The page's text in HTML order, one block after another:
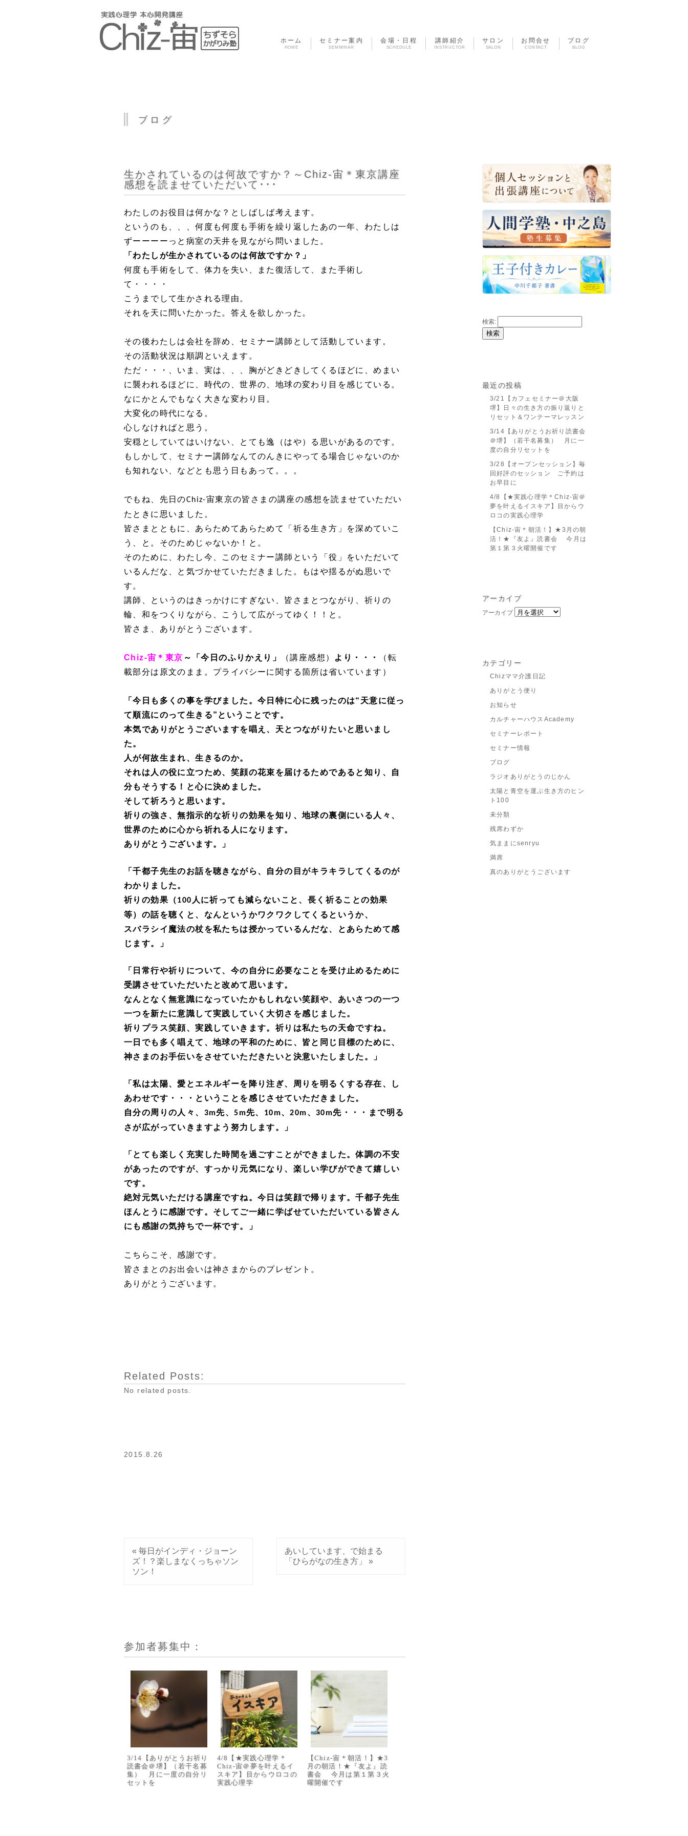
ホーム
HOME
セミナー案内
SEMMINAR
会場・日程
SCHEDULE
講師紹介
INSTRUCTOR
サロン
SALON
お問合せ
CONTACT
ブログ
BLOG
ブログ
生かされているのは何故ですか？～Chiz-宙＊東京講座
感想を読ませていただいて･･･
わたしのお役目は何かな？としばしば考えます。
というのも、、、何度も何度も手術を繰り返したあの一年、わたしは
ずーーーーっと病室の天井を見ながら問いました。
「わたしが生かされているのは何故ですか？」
何度も手術をして、体力を失い、また復活して、また手術し
て・・・・
こうまでして生かされる理由。
それを天に問いたかった。答えを欲しかった。
その後わたしは会社を辞め、セミナー講師として活動しています。
その活動状況は順調といえます。
ただ・・・、いま、実は、、、胸がどきどきしてくるほどに、めまい
に襲われるほどに、時代の、世界の、地球の変わり目を感じている。
なにかとんでもなく大きな変わり目。
大変化の時代になる。
心しなければと思う。
安穏としていてはいけない、とても逸（はや）る思いがあるのです。
もしかして、セミナー講師なんてのんきにやってる場合じゃないのか
も知れない、などとも思う日もあって。。。
でもね、先日のChiz-宙東京の皆さまの講座の感想を読ませていただい
たときに思いました。
皆さまとともに、あらためてあらためて「祈る生き方」を深めていこ
う、と。そのためじゃないか！と。
そのために、わたし今、このセミナー講師という「役」をいただいて
いるんだな、と気づかせていただきました。もはや揺るがぬ思いで
す。
講師、というのはきっかけにすぎない、皆さまとつながり、祈りの
輪、和をつくりながら、こうして広がってゆく！！と。
皆さま、ありがとうございます。
Chiz-宙＊東京 ～「今日のふりかえり」 （講座感想） より・・・
（転
載部分は原文のまま。プライバシーに関する箇所は省いています）
「今日も多くの事を学びました。今日特に心に残ったのは“天意に従っ
て順流にのって生きる”ということです。
本気でありがとうございますを唱え、天とつながりたいと思いまし
た。
人が何故生まれ、生きるのか。
それは人の役に立つため、笑顔の花束を届けるためであると知り、自
分もそうする！と心に決めました。
そして祈ろうと思います。
祈りの強さ、無指示的な祈りの効果を知り、地球の裏側にいる人々、
世界のために心から祈れる人になります。
ありがとうございます。」
「千都子先生のお話を聴きながら、自分の目がキラキラしてくるのが
わかりました。
祈りの効果（100 人に祈っても減らないこと、長く祈ることの効果
等）の話を聴くと、なんというかワクワクしてくるというか、
スバラシイ魔法の杖を私たちは授かっているんだな、とあらためて感
じます。」
「日常行や祈りについて、今の自分に必要なことを受け止めるために
受講させていただいたと改めて思います。
なんとなく無意識になっていたかもしれない笑顔や、あいさつの一つ
一つを新たに意識して実践していく大切さを感じました。
祈りプラス笑顔、実践していきます。祈りは私たちの天命ですね。
一日でも多く唱えて、地球の平和のために、皆と同じ目標のために、
神さまのお手伝いをさせていただきたいと決意いたしました。」
「私は太陽、愛とエネルギーを降り注ぎ、周りを明るくする存在、し
あわせです・・・ということを感じさせていただきました。
自分の周りの人々、 3m先、5m先、 10m、20m、30m先・・・まで明る
さが広がっていきますよう努力します。」
「とても楽しく充実した時間を過ごすことができました。体調の不安
があったのですが、すっかり元気になり、楽しい学びができて嬉しい
です。
絶対元気いただける講座ですね。今日は笑顔で帰ります。千都子先生
ほんとうに感謝です。そしてご一緒に学ばせていただいている皆さん
にも感謝の気持ちで一杯です。」
こちらこそ、感謝です。
皆さまとのお出会いは神さまからのプレゼント。
ありがとうございます。
Related Posts:
No related posts.
2015.8.26
« 毎日がインディ・ジョーン
ズ！？楽しまなくっちゃソン
ソン！
あいしています、で始まる
「ひらがなの生き方」
»
参加者募集中：
3/14【ありがとうお祈り
読書会＠堺】（若干名募
集） 月に一度の自分リ
セットを
4/8【★実践心理学＊
Chiz-宙＠夢を叶えるイ
スキア】目からウロコの
実践心理学
【Chiz-宙＊朝活！】★3
月の朝活！★『友よ』読
書会 今月は第１第３火
曜開催です
検索:
最近の投稿
3/21【カフェセミナー＠大阪
堺】日々の生き方の振り返りと
リセット＆ワンテーマレッスン
3/14【ありがとうお祈り読書会
＠堺】（若干名募集） 月に一
度の自分リセットを
3/28【オープンセッション】毎
回好評のセッション ご予約は
お早目に
4/8【★実践心理学＊Chiz-宙＠
夢を叶えるイスキア】目からウ
ロコの実践心理学
【Chiz-宙＊朝活！】★3月の朝
活！★『友よ』読書会 今月は
第１第３火曜開催です
アーカイブ
アーカイブ
カテゴリー
Chizママ介護日記
ありがとう便り
お知らせ
カルチャーハウスAcademy
セミナーレポート
セミナー情報
ブログ
ラジオありがとうのじかん
太陽と青空を運ぶ生き方のヒン
ト100
未分類
残席わずか
気ままにsenryu
満席
真のありがとうございます